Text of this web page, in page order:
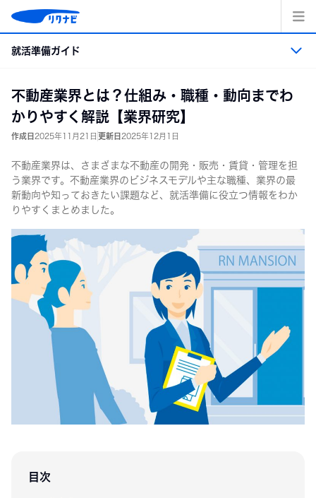
テ
キッ
就活準備ガイド
就活準備ガイド トップ
業界・職業・企業研究
エントリーシート・適性検査の準備
インターンシップ＆キャリア
大学1・2年生
不動産業界とは？仕組み・職種・動向までわ
かりやすく解説【業界研究】
作成日 2025年11月21日 更新日 2025年12月1日
不動産業界は、さまざまな不動産の開発・販売・賃貸・管理を担
う業界です。不動産業界のビジネスモデルや主な職種、業界の最
新動向や知っておきたい課題など、就活準備に役立つ情報をわか
りやすくまとめました。
目次